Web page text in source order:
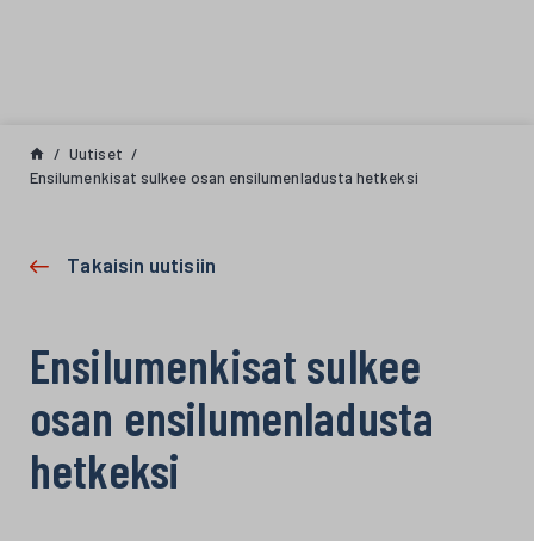
Uutiset
Ensilumenkisat sulkee osan ensilumenladusta hetkeksi
Takaisin uutisiin
Ensilumenkisat sulkee
osan ensilumenladusta
hetkeksi